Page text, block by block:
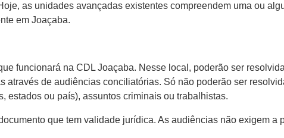
as unidades avançadas existentes compreendem uma ou
em Joaçaba.
funcionará na CDL Joaçaba. Nesse local, poderão ser
através de audiências conciliatórias. Só não poderão ser
estados ou país), assuntos criminais ou trabalhistas.
que tem validade jurídica. As audiências não exigem a